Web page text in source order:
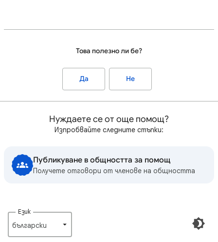
Това полезно ли бе?
Да Не
Нуждаете се от още помощ?
Изпробвайте следните стъпки:
Публикуване в общността за помощ
Получете отговори от членове на общността
Език
български‎